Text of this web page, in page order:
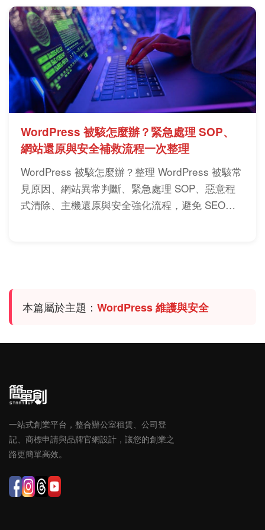
WordPress 被駭怎麼辦？緊急處理 SOP、
網站還原與安全補救流程一次整理
WordPress 被駭怎麼辦？整理 WordPress 被駭常
見原因、網站異常判斷、緊急處理 SOP、惡意程
式清除、主機還原與安全強化流程，避免 SEO、
本篇屬於主題： WordPress 維護與安全
一站式創業平台，整合辦公室租賃、公司登
記、商標申請與品牌官網設計，讓您的創業之
路更簡單高效。